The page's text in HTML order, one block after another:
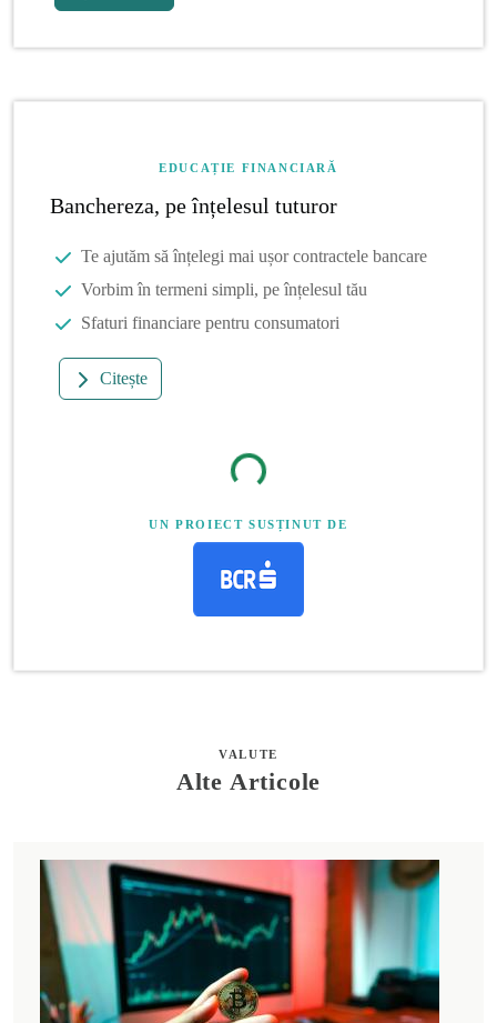
EDUCAȚIE FINANCIARĂ
Banchereza, pe înțelesul tuturor
Te ajutăm să înțelegi mai ușor contractele bancare
Vorbim în termeni simpli, pe înțelesul tău
Sfaturi financiare pentru consumatori
Citește
UN PROIECT SUSȚINUT DE
VALUTE
Alte Articole